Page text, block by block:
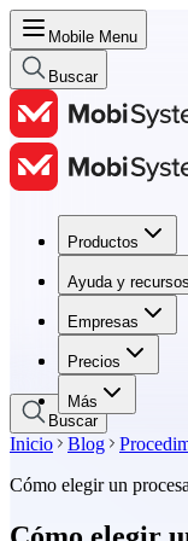
Mobile Menu
Buscar
Productos
Ayuda y recursos
Empresas
Precios
Más
Productos
Ayuda y recursos
Empresas
Precios
Buscar
Inicio Blog
Cómo elegir un